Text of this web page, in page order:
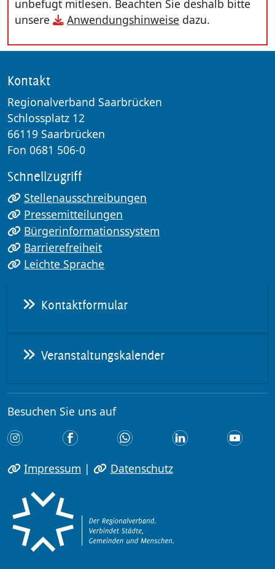
unbefugt mitlesen. Beachten Sie deshalb bitte
unsere
Anwendungshinweise dazu.
Kontakt
Regionalverband Saarbrücken
Schlossplatz 12
66119 Saarbrücken
Fon 0681 506-0
Schnellzugriff
Stellenausschreibungen
Pressemitteilungen
Bürgerinformationssystem
Barrierefreiheit
Leichte Sprache
Kontaktformular
Veranstaltungskalender
Besuchen Sie uns auf
Impressum | Datenschutz